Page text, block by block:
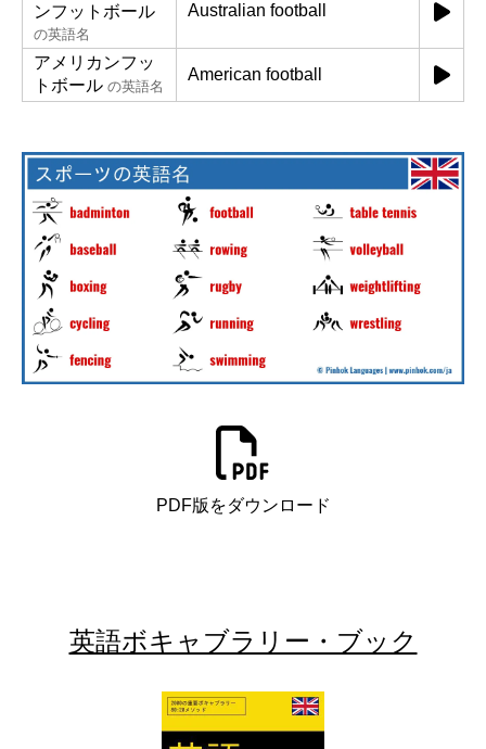
ンフットボール
の英語名
Australian football
アメリカンフッ
トボール の英語名
American football
PDF版をダウンロード
英語ボキャブラリー・ブック